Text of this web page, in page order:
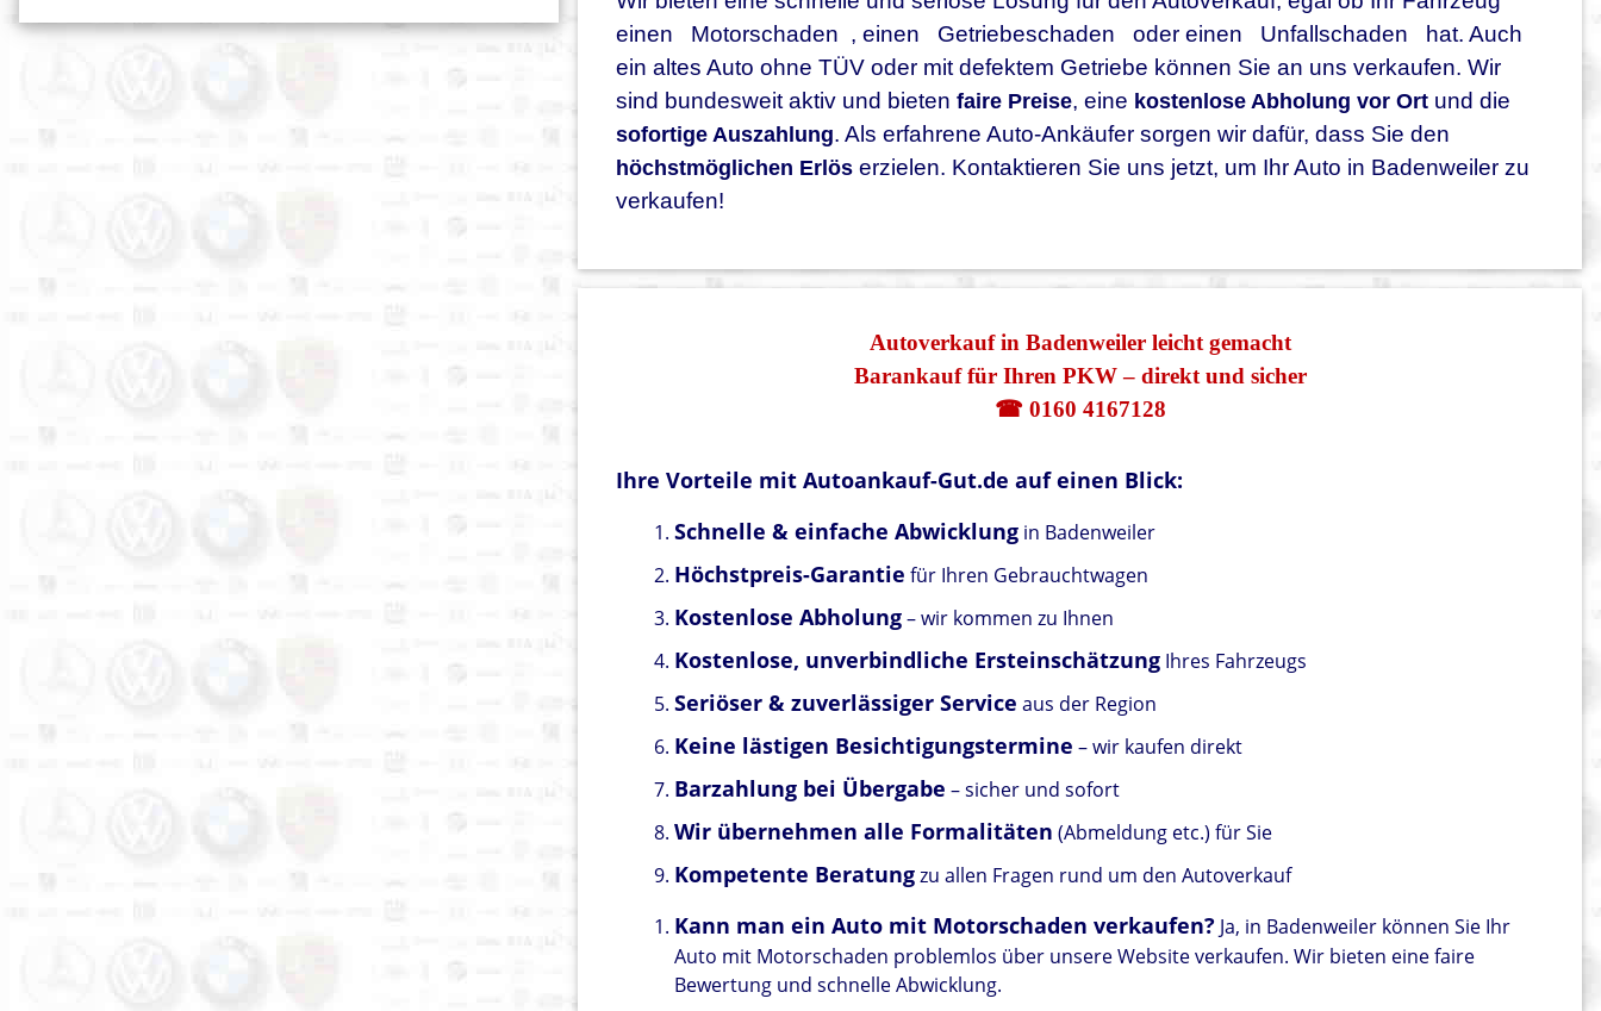
einen
Motorschaden , einen Getriebeschaden oder einen Unfallschaden
hat. Auch
ein altes Auto ohne TÜV oder mit defektem Getriebe können Sie an uns verkaufen. Wir
sind bundesweit aktiv und bietenfaire Preise, eine kostenlose Abholung vor Ort und die
sofortige Auszahlung. Als erfahrene Auto-Ankäufer sorgen wir dafür, dass Sie den
höchstmöglichen Erlös erzielen. Kontaktieren Sie uns jetzt, um Ihr Auto in Badenweiler zu
verkaufen!
Autoverkauf in Badenweiler leicht gemacht
Barankauf für Ihren PKW – direkt und sicher
☎ 0160 4167128
Ihre Vorteile mit Autoankauf-Gut.de auf einen Blick:
Schnelle & einfache Abwicklung in Badenweiler
Höchstpreis-Garantie für Ihren Gebrauchtwagen
Kostenlose Abholung– wir kommen zu Ihnen
Kostenlose, unverbindliche Ersteinschätzung Ihres Fahrzeugs
Seriöser & zuverlässiger Service aus der Region
Keine lästigen Besichtigungstermine – wir kaufen direkt
Barzahlung bei Übergabe – sicher und sofort
Wir übernehmen alle Formalitäten (Abmeldung etc.) für Sie
Kompetente Beratungzu allen Fragen rund um den Autoverkauf
Kann man ein Auto mit Motorschaden verkaufen? Ja, in Badenweiler können Sie Ihr
Auto mit Motorschaden problemlos über unsere Website verkaufen. Wir bieten eine faire
Bewertung und schnelle Abwicklung.